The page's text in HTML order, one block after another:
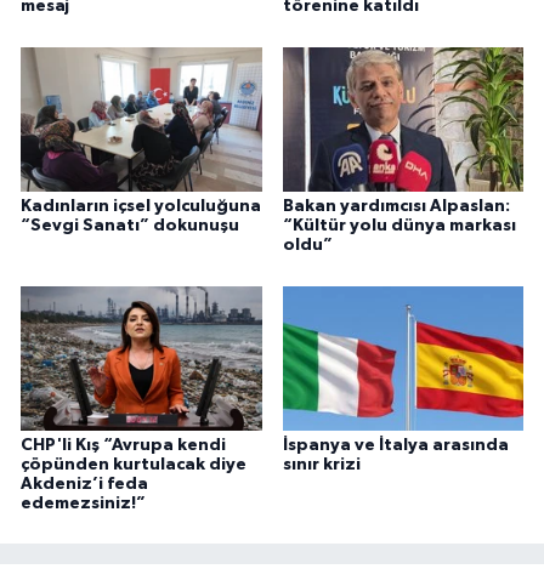
mesaj
törenine katıldı
Kadınların içsel yolculuğuna
“Sevgi Sanatı” dokunuşu
Bakan yardımcısı Alpaslan:
“Kültür yolu dünya markası
oldu”
CHP'li Kış “Avrupa kendi
çöpünden kurtulacak diye
Akdeniz’i feda
edemezsiniz!”
İspanya ve İtalya arasında
sınır krizi